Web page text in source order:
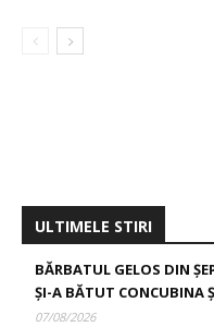
ULTIMELE STIRI
BĂRBATUL GELOS DIN
ȘI-A BĂTUT CONCUBINA
07/08/2026